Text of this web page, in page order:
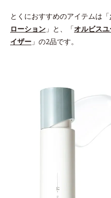
とくにおすすめのアイテムは「
ローション 」と、「オルビス
イザー 」の2品です。